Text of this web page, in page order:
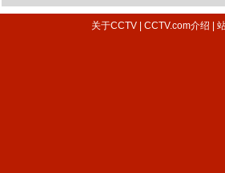
关于CCTV |CCTV.com介绍 |